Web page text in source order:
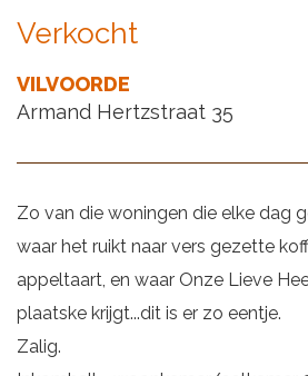
Verkocht
VILVOORDE
Armand Hertzstraat 35
Zo van die woningen die elke dag
waar het ruikt naar vers gezette
appeltaart, en waar Onze Lieve
plaatske krijgt...dit is er zo eentje.
Zalig.